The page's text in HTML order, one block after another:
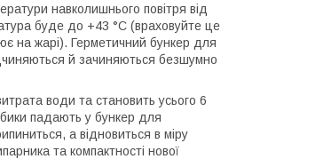
навколишнього повітря від
буде до +43 °C (враховуйте це
на жарі). Герметичний бункер для
й зачиняються безшумно
води та становить усього 6
падають у бункер для
а відновиться в міру
та компактності нової